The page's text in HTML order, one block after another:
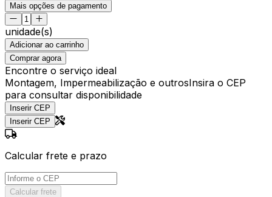
Mais opções de pagamento
unidade(s)
Adicionar ao carrinho
Comprar agora
Encontre o serviço ideal
Montagem, Impermeabilização e outrosInsira o CEP
para consultar disponibilidade
Inserir CEP
Inserir CEP
Calcular frete e prazo
Calcular frete